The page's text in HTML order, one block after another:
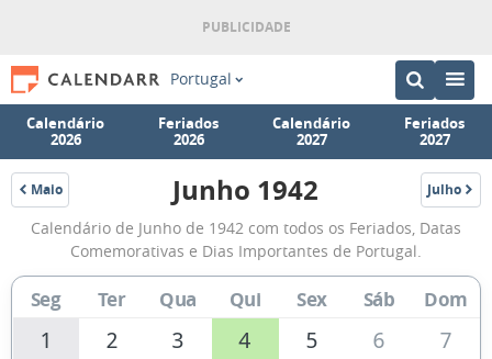
Portugal
Calendário
2026
Feriados
2026
Calendário
2027
Feriados
2027
Maio
1942
Calendário
de
Junho
de
1942
Junho 1942 Julho
1942
Calendário de Junho de 1942 com todos os Feriados, Datas
Comemorativas e Dias Importantes de Portugal.
Seg Ter Qua Qui Sex Sáb Dom
1 2 3 4 5 6
7